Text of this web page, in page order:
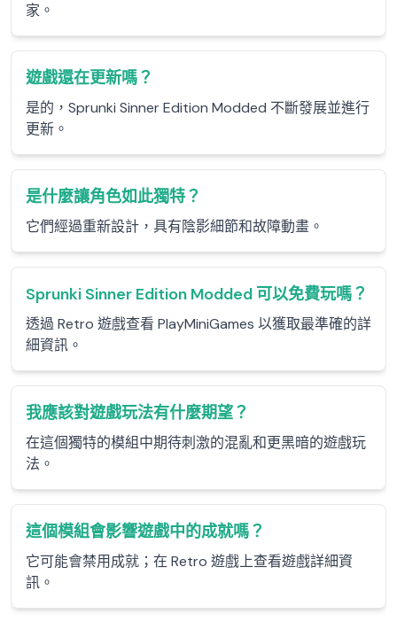
家。
遊戲還在更新嗎？
是的，Sprunki Sinner Edition Modded 不斷發展並進行
更新。
是什麼讓角色如此獨特？
它們經過重新設計，具有陰影細節和故障動畫。
Sprunki Sinner Edition Modded 可以免費玩嗎？
透過 Retro 遊戲查看 PlayMiniGames 以獲取最準確的詳
細資訊。
我應該對遊戲玩法有什麼期望？
在這個獨特的模組中期待刺激的混亂和更黑暗的遊戲玩
法。
這個模組會影響遊戲中的成就嗎？
它可能會禁用成就；在 Retro 遊戲上查看遊戲詳細資
訊。